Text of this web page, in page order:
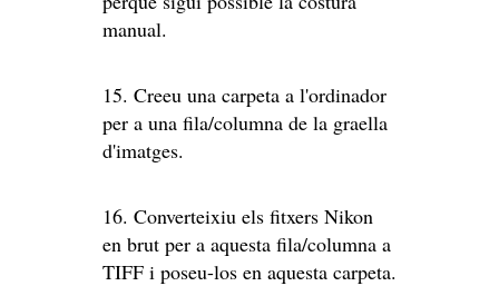
manual.
15. Creeu una carpeta a l'ordinador
per a una fila/columna de la graella
d'imatges.
16. Converteixiu els fitxers Nikon
en brut per a aquesta fila/columna a
TIFF i poseu-los en aquesta carpeta.